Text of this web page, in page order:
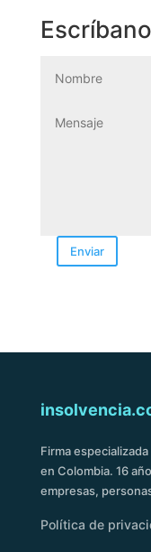
Enviar
Firma
en Colombia. 16
empresas,
Política de